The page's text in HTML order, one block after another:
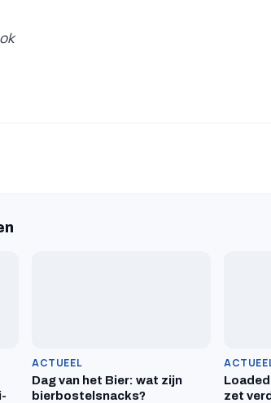
ACTUEEL
Dag van het Bier: wat zijn
bierbostelsnacks?
zet